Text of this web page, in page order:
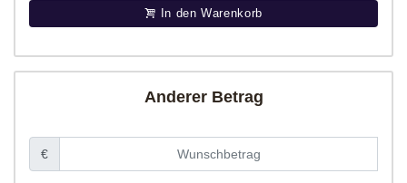
In den Warenkorb
Anderer Betrag
€